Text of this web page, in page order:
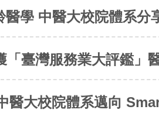
臨床實
獲得與
學 中醫大校院體系分
「臺灣服務業大評鑑」
醫大校院體系邁向